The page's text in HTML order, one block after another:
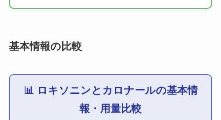
基本情報の比較
📊 ロキソニンとカロナールの基本情
報・用量比較